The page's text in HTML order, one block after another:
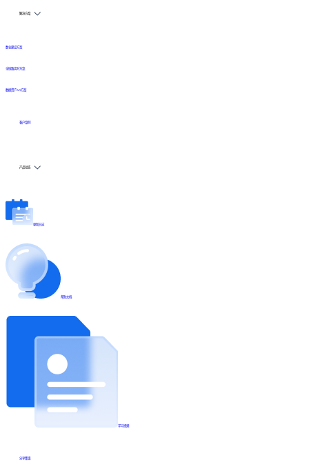
解决方案
数仓建设方案
全链路实时方案
数据资产API方案
客户案例
产品动态
更新日志
帮助文档
学习视频
分享集锦